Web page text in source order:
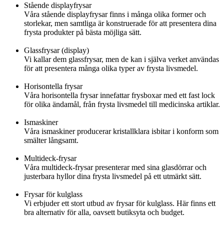
Stående displayfrysar
Våra stående displayfrysar finns i många olika former och
storlekar, men samtliga är konstruerade för att presentera dina
frysta produkter på bästa möjliga sätt.
Glassfrysar (display)
Vi kallar dem glassfrysar, men de kan i själva verket användas
för att presentera många olika typer av frysta livsmedel.
Horisontella frysar
Våra horisontella frysar innefattar frysboxar med ett fast lock
för olika ändamål, från frysta livsmedel till medicinska artiklar.
Ismaskiner
Våra ismaskiner producerar kristallklara isbitar i konform som
smälter långsamt.
Multideck-frysar
Våra multideck-frysar presenterar med sina glasdörrar och
justerbara hyllor dina frysta livsmedel på ett utmärkt sätt.
Frysar för kulglass
Vi erbjuder ett stort utbud av frysar för kulglass. Här finns ett
bra alternativ för alla, oavsett butiksyta och budget.